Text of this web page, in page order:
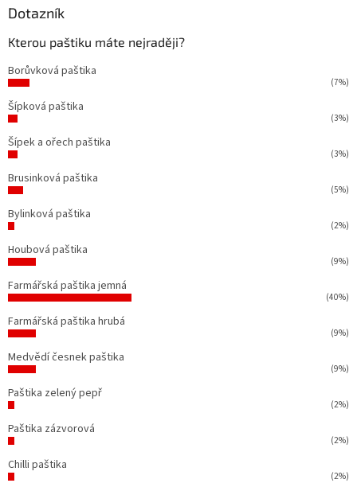
Dotazník
Kterou paštiku máte nejraději?
Borůvková paštika
(7%)
Šípková paštika
(3%)
Šípek a ořech paštika
(3%)
Brusinková paštika
(5%)
Bylinková paštika
(2%)
Houbová paštika
(9%)
Farmářská paštika jemná
(40%)
Farmářská paštika hrubá
(9%)
Medvědí česnek paštika
(9%)
Paštika zelený pepř
(2%)
Paštika zázvorová
(2%)
Chilli paštika
(2%)